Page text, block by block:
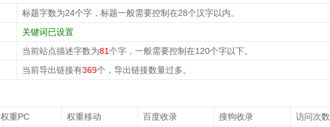
标题字数为24个字，标题一般需要控制在28个汉字以内。
关键词已设置
当前站点描述字数为81个字，一般需要控制在120个字以下。
当前导出链接有369个，导出链接数量过多。
权重PC 权重移动 百度收录 搜狗收录 访问次数